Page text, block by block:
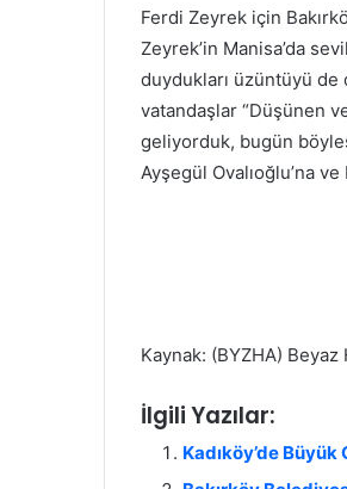
Ferdi Zeyrek için
Zeyrek’in Manisa’da
duydukları üzüntüyü de
vatandaşlar “Düşünen
geliyorduk, bugün
Ayşegül Ovalıoğlu’na
Kaynak: (BYZHA) Beyaz
İlgili Yazılar:
Kadıköy’de